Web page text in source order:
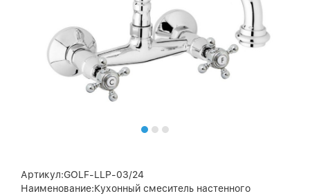
Артикул:GOLF-LLP-03/24
Наименование:Кухонный смеситель настенного